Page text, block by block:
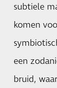
subtiele
komen
een
bruid,